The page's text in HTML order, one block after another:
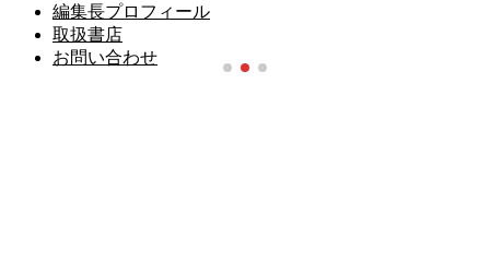
編集長プロフィール
取扱書店
お問い合わせ